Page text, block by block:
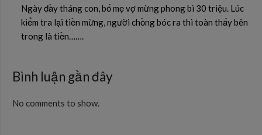
Ngày đầy tháng con, bố mẹ vợ mừng phong bì 30 triệu. Lúc
kiểm tra lại tiền mừng, người chồng bóc ra thì toàn thấy bên
trong là tiền…….
Bình luận gần đây
No comments to show.